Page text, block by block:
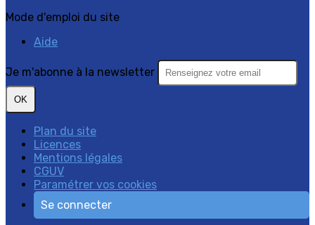
Mode d'emploi du site
Aide
Je m'abonne à la newsletter
OK
Plan du site
Licences
Mentions légales
CGUV
Paramétrer vos cookies
Se connecter